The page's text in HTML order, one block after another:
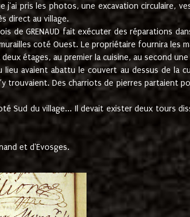
j'ai pris les photos, une excavation circulaire,
direct au village.
de GRENAUD fait exécuter des réparations
coté Ouest. Le propriétaire fournira les
étages, au premier la cuisine, au second
avaient abattu le couvert au dessus de la
Des charriots de pierres partaient
Sud du village... Il devait exister deux tours
et d'Evosges.